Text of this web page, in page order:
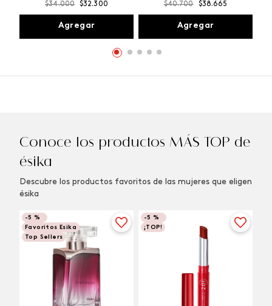
$34.000 $32.300
Agregar
$40.700 $38.665
Agregar
Conoce los productos MÁS TOP de
ésika
Descubre los productos favoritos de las mujeres que eligen
ésika
-5 %
Favoritos Esika
Top Sellers
-5 %
¡TOP!